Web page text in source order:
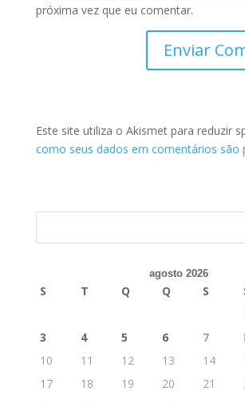
próxima vez que eu comentar.
Este site utiliza o Akismet para reduzir
como seus dados em comentários são
agosto 2026
S T Q Q S
3
4 5 6 7
10
11 12 13 14
17
18 19 20 21